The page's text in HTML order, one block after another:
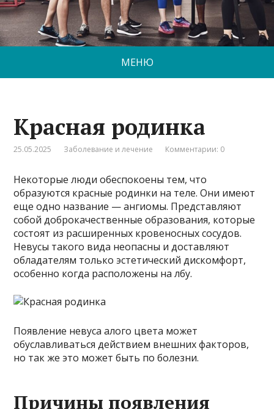
МЕНЮ
Красная родинка
25.05.2025 Заболевание и лечение Комментарии: 0
Некоторые люди обеспокоены тем, что
образуются красные родинки на теле. Они имеют
еще одно название — ангиомы. Представляют
собой доброкачественные образования, которые
состоят из расширенных кровеносных сосудов.
Невусы такого вида неопасны и доставляют
обладателям только эстетический дискомфорт,
особенно когда расположены на лбу.
Появление невуса алого цвета может
обуславливаться действием внешних факторов,
но так же это может быть по болезни.
Причины появления